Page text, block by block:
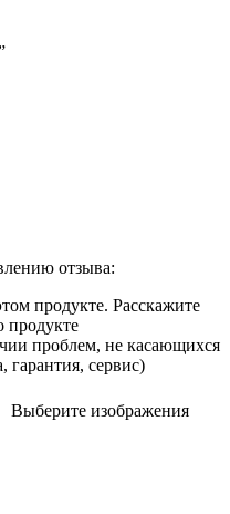
отзыва:
продукте. Расскажите
продукте
проблем, не касающихся
гарантия, сервис)
Выберите изображения